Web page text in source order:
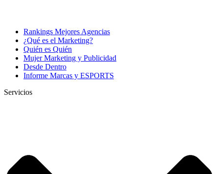
Rankings Mejores Agencias
¿Qué es el Marketing?
Quién es Quién
Mujer Marketing y Publicidad
Desde Dentro
Informe Marcas y ESPORTS
Servicios